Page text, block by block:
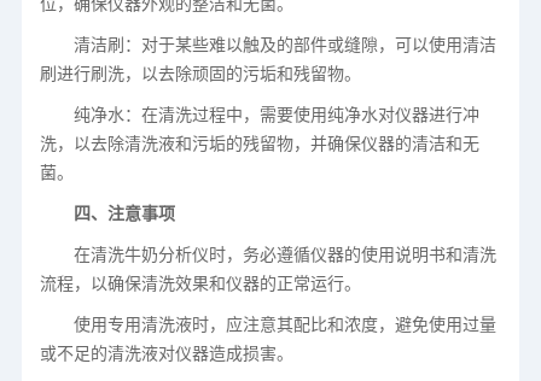
清洁刷：对于某些难以触及的部件或缝隙，可以使用清洁
刷进行刷洗，以去除顽固的污垢和残留物。
纯净水：在清洗过程中，需要使用纯净水对仪器进行冲
洗，以去除清洗液和污垢的残留物，并确保仪器的清洁和无
菌。
四、注意事项
在清洗牛奶分析仪时，务必遵循仪器的使用说明书和清洗
流程，以确保清洗效果和仪器的正常运行。
使用专用清洗液时，应注意其配比和浓度，避免使用过量
或不足的清洗液对仪器造成损害。